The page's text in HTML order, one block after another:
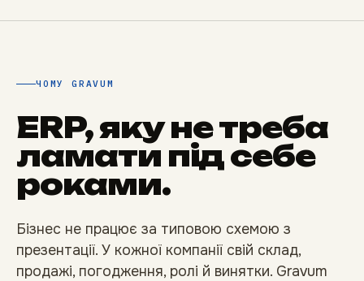
ЧОМУ GRAVUM
ERP, яку не треба
ламати під себе
роками.
Бізнес не працює за типовою схемою з
презентації. У кожної компанії свій склад,
продажі, погодження, ролі й винятки. Gravum